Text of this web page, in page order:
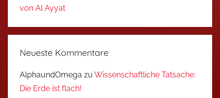
von Al Ayyat
Neueste Kommentare
AlphaundOmega zu Wissenschaftliche Tatsache:
Die Erde ist flach!